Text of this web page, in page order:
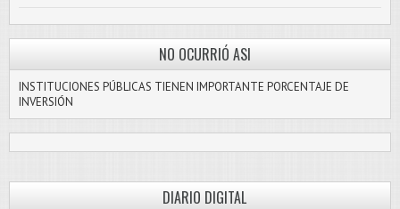
NO OCURRIÓ ASI
INSTITUCIONES PÚBLICAS TIENEN IMPORTANTE PORCENTAJE DE
INVERSIÓN
DIARIO DIGITAL